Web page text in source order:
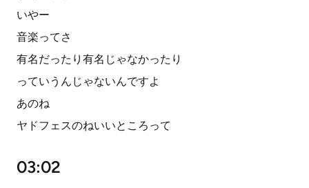
いやー
音楽ってさ
有名だったり有名じゃなかったり
っていうんじゃないんですよ
あのね
ヤドフェスのねいいところって
03:02